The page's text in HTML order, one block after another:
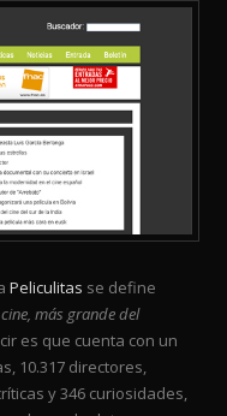
Peliculitas se define
más grande del
es que cuenta con un
10.317 directores,
y 346 curiosidades,